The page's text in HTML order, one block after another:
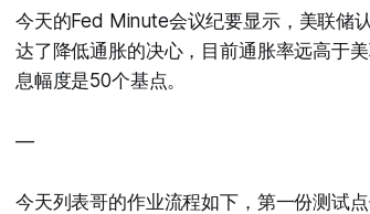
今天的Fed Minute会议纪要显示，美联储
达了降低通胀的决心，目前通胀率远高于
息幅度是50个基点。
—
今天列表哥的作业流程如下，第一份测试